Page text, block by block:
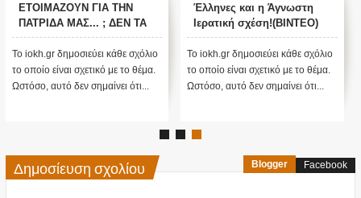
ΕΤΟΙΜΑΖΟΥΝ ΓΙΑ ΤΗΝ
ΠΑΤΡΙΔΑ ΜΑΣ... ; ΔΕΝ ΤΑ
ΕΙΠΕ ΤΥΧΑΙΑ ΣΤΙΣ
13/11/2015...
Το iokh.gr δημοσιεύει κάθε σχόλιο
το οποίο είναι σχετικό με το θέμα.
Ωστόσο, αυτό δεν σημαίνει ότι...
Έλληνες και η Άγνωστη
Ιερατική σχέση!(ΒΙΝΤΕΟ)
Το iokh.gr δημοσιεύει κάθε σχόλιο
το οποίο είναι σχετικό με το θέμα.
Ωστόσο, αυτό δεν σημαίνει ότι...
Δημοσίευση σχολίου Blogger Facebook